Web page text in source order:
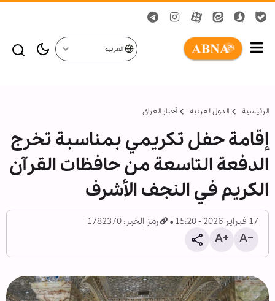
العربية
الرئيسية الدول العربیه أخبار العراق
إقامة حفل تكريمي بمناسبة تخرج
الدفعة التاسعة من حافظات القرآن
الكريم في النجف الأشرف
17 فبراير 2026 - 15:20 رمز الخبر: 1782370